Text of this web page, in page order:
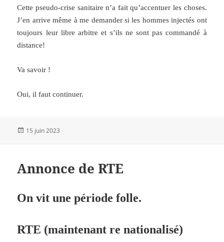
Cette pseudo-crise sanitaire n’a fait qu’accentuer les choses.
J’en arrive même à me demander si les hommes injectés ont
toujours leur libre arbitre et s’ils ne sont pas commandé à
distance!
Va savoir !
Oui, il faut continuer.
Publié
15 juin 2023
Annonce de RTE
On vit une période folle.
RTE (maintenant re nationalisé)